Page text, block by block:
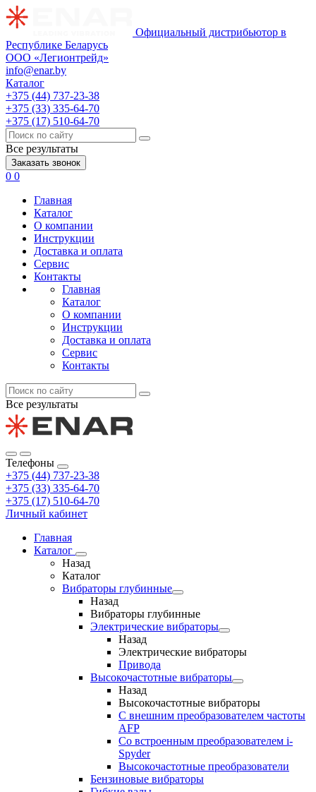
Официальный дистрибьютор в
Республике Беларусь
ООО «Легионтрейд»
info@enar.by
Каталог
+375 (44) 737-23-38
+375 (33) 335-64-70
+375 (17) 510-64-70
Все результаты
Заказать звонок
0 0
Главная
Каталог
О компании
Инструкции
Доставка и оплата
Сервис
Контакты
Главная
Каталог
О компании
Инструкции
Доставка и оплата
Сервис
Контакты
Все результаты
Телефоны
+375 (44) 737-23-38
+375 (33) 335-64-70
+375 (17) 510-64-70
Личный кабинет
Главная
Каталог
Назад
Каталог
Вибраторы глубинные
Назад
Вибраторы глубинные
Электрические вибраторы
Назад
Электрические вибраторы
Привода
Высокочастотные вибраторы
Назад
Высокочастотные вибраторы
С внешним преобразователем частоты
AFP
Cо встроенным преобразователем i-
Spyder
Высокочастотные преобразователи
Бензиновые вибраторы